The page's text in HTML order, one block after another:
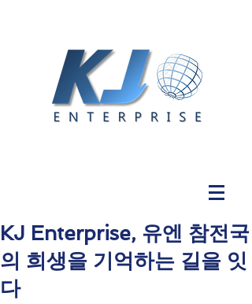
KJ Enterprise, 유엔 참전국
의 희생을 기억하는 길을 잇
다